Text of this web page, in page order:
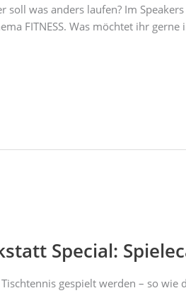
soll was anders laufen? Im
FITNESS. Was möchtet ihr
Special:
gespielt werden – so